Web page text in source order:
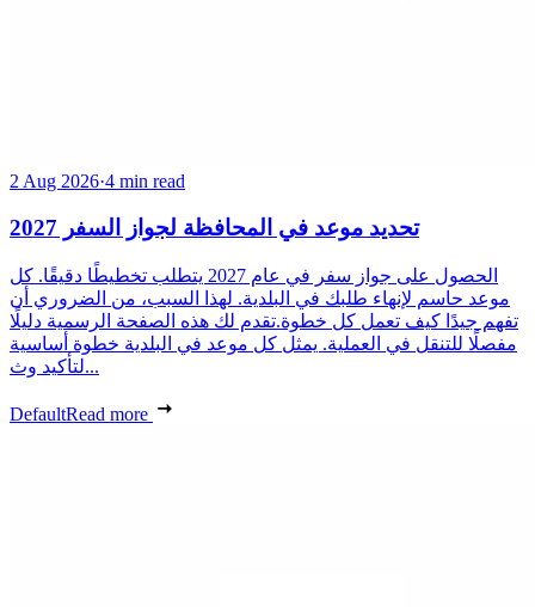
2 Aug 2026·4 min read
تحديد موعد في المحافظة لجواز السفر 2027
الحصول على جواز سفر في عام 2027 يتطلب تخطيطًا دقيقًا. كل
موعد حاسم لإنهاء طلبك في البلدية. لهذا السبب، من الضروري أن
تفهم جيدًا كيف تعمل كل خطوة.تقدم لك هذه الصفحة الرسمية دليلًا
مفصلًا للتنقل في العملية. يمثل كل موعد في البلدية خطوة أساسية
لتأكيد وث...
DefaultRead more